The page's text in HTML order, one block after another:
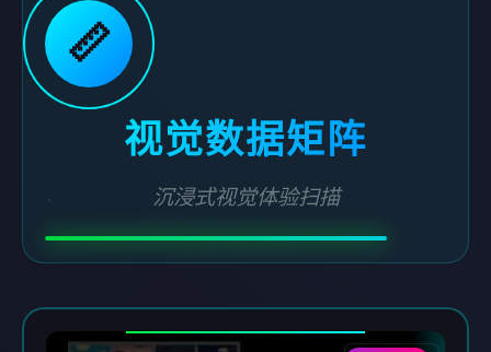
📏
视觉数据矩阵
沉浸式视觉体验扫描